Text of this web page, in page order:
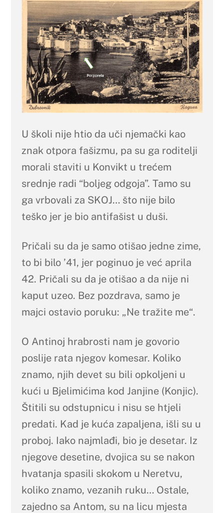
U školi nije htio da uči njemački kao
znak otpora fašizmu, pa su ga roditelji
morali staviti u Konvikt u trećem
srednje radi “boljeg odgoja”. Tamo su
ga vrbovali za SKOJ… što nije bilo
teško jer je bio antifašist u duši.
Pričali su da je samo otišao jedne zime,
to bi bilo ’41, jer poginuo je već aprila
42. Pričali su da je otišao a da nije ni
kaput uzeo. Bez pozdrava, samo je
majci ostavio poruku: „Ne tražite me“.
O Antinoj hrabrosti nam je govorio
poslije rata njegov komesar. Koliko
znamo, njih devet su bili opkoljeni u
kući u Bjelimićima kod Janjine (Konjic).
Štitili su odstupnicu i nisu se htjeli
predati. Kad je kuća zapaljena, išli su u
proboj. Iako najmlađi, bio je desetar. Iz
njegove desetine, dvojica su se nakon
hvatanja spasili skokom u Neretvu,
koliko znamo, vezanih ruku… Ostale,
zajedno sa Antom, su na licu mjesta